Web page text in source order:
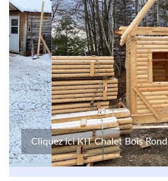
Cliquez ici KIT Chalet Bois Rond